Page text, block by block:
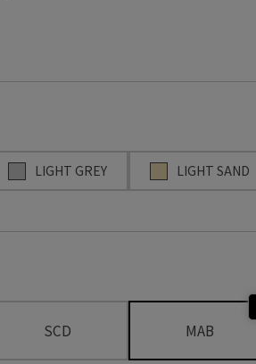
LIGHT GREY LIGHT SAND
SCD MAB